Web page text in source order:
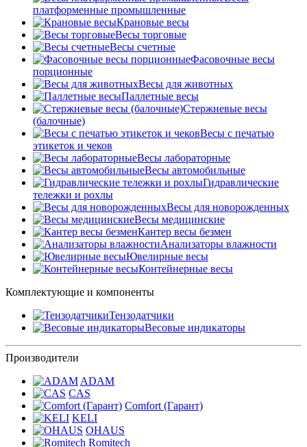
платформенные промышленные
Крановые весы
Весы торговые
Весы счетные
Фасовочные весы
порционные
Весы для животных
Паллетные весы
Стержневые весы
(балочные)
Весы c печатью
этикеток и чеков
Весы лабораторные
Весы автомобильные
Гидравлические
тележки и рохлы
Весы для новорожденных
Весы медицинские
Кантер весы безмен
Анализаторы влажности
Ювелирные весы
Контейнерные весы
Комплектующие и компоненты
Тензодатчики
Весовые индикаторы
Производители
ADAM
CAS
Comfort (Гарант)
KELI
OHAUS
Romitech